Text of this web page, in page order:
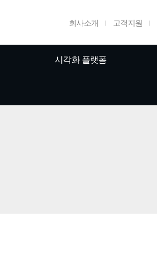
회사소개 고객지원
시각화 플랫폼